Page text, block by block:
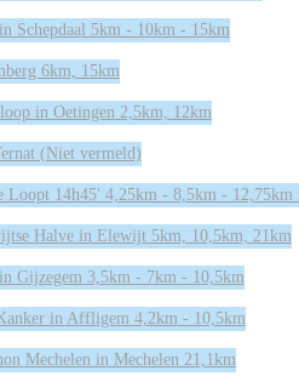
Schepdaal 5km - 10km - 15km
6km, 15km
in Oetingen 2,5km, 12km
(Niet vermeld)
Loopt 14h45' 4,25km - 8,5km -
Halve in Elewijt 5km, 10,5km, 21km
Gijzegem 3,5km - 7km - 10,5km
in Affligem 4,2km - 10,5km
Mechelen in Mechelen 21,1km